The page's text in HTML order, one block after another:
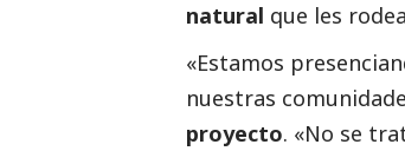
natural que les
«Estamos
nuestras
proyecto. «No se